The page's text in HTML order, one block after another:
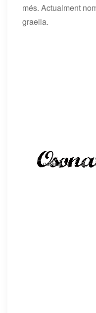
més. Actualment
graella.